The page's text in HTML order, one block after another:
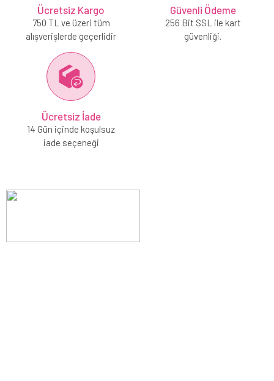
Ücretsiz Kargo
750 TL ve üzeri tüm
alışverişlerde geçerlidir
Güvenli Ödeme
256 Bit SSL ile kart
güvenliği.
Ücretsiz İade
14 Gün içinde koşulsuz
iade seçeneği